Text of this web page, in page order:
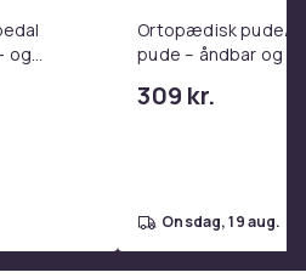
og
Ortopædisk pude/
pude – åndbar og
309 kr.
onsdag, 19 aug.